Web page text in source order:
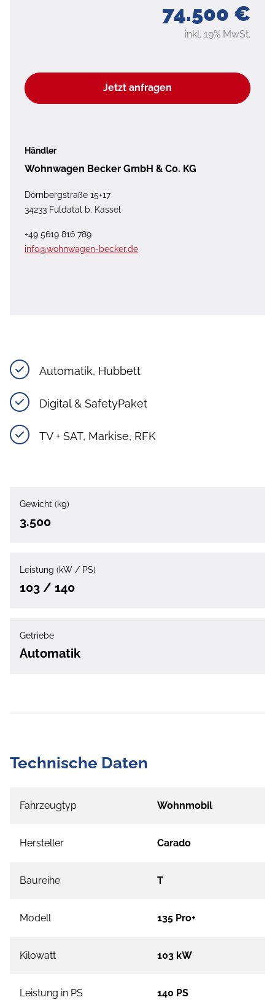
74.500 €
inkl. 19% MwSt.
Jetzt anfragen
Händler
Wohnwagen Becker GmbH & Co. KG
Dörnbergstraße 15+17
34233 Fuldatal b. Kassel
+49 5619 816 789
info@wohnwagen-becker.de
Automatik, Hubbett
Digital & SafetyPaket
TV + SAT, Markise, RFK
Gewicht (kg)
3.500
Leistung (kW / PS)
103 / 140
Getriebe
Automatik
Technische Daten
Fahrzeugtyp Wohnmobil
Hersteller Carado
Baureihe T
Modell 135 Pro+
Kilowatt 103 kW
Leistung in PS 140 PS